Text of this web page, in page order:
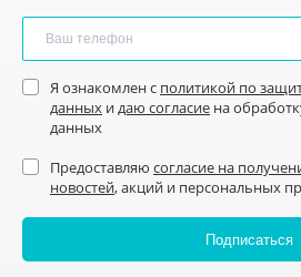
Я ознакомлен с политикой по
данных идаю согласие на
данных
Предоставляю согласие на
новостей, акций и персональных